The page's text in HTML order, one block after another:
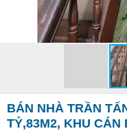
BÁN NHÀ TRẦN
TỶ,83M2, KHU CÁN